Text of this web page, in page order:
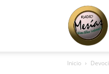
Radio
Mesías
Inicio